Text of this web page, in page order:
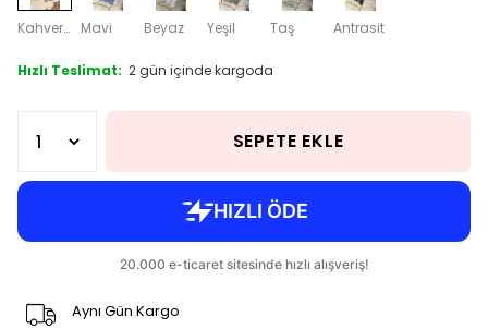
Kahverengi Mavi Beyaz Yeşil Taş Antrasit
Hızlı Teslimat: 2 gün içinde kargoda
SEPETE EKLE
Aynı Gün Kargo